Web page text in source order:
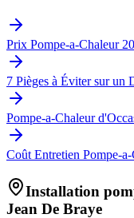
Prix Pompe-a-Chaleur
7 Pièges à Éviter sur un
Pompe-a-Chaleur
Coût Entretien Pompe-
Installation
Jean De Braye